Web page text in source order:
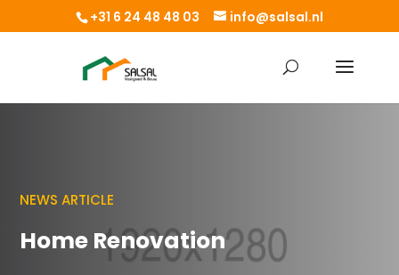
+31 6 24 48 48 03 info@salsal.nl
NEWS ARTICLE
Home Renovation